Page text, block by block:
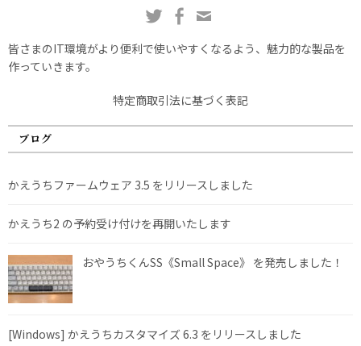
皆さまのIT環境がより便利で使いやすくなるよう、魅力的な製品を
作っていきます。
特定商取引法に基づく表記
ブログ
かえうちファームウェア 3.5 をリリースしました
かえうち2 の予約受け付けを再開いたします
おやうちくんSS《Small Space》 を発売しました！
[Windows] かえうちカスタマイズ 6.3 をリリースしました